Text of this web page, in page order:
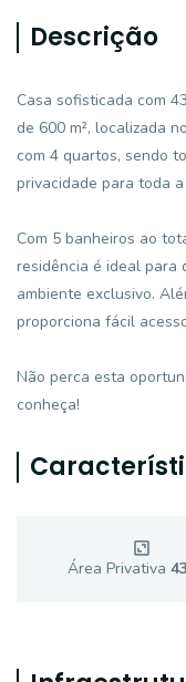
Descrição
Casa sofisticada com
de 600 m², localizada
com 4 quartos, sendo
privacidade para toda
Com 5 banheiros ao
residência é ideal para
ambiente exclusivo.
proporciona fácil
Não perca esta
conheça!
Área Privativa